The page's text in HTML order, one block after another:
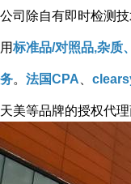
公司除自有即时检测
用标准品/对照品,杂质
务。 法国CPA
天美等品牌的授权代理